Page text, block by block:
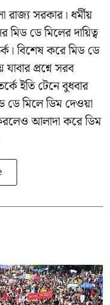
রাজ্য সরকার। ধর্মীয়
মিড ডে মিলের দায়িত্ব
বিশেষ করে মিড ডে
প্রশ্নে সরব
ইতি টেনে বুধবার
ডে মিলে ডিম দেওয়া
আলাদা করে ডিম